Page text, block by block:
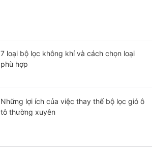
7 loại bộ lọc không khí và cách chọn loại
phù hợp
Những lợi ích của việc thay thế bộ lọc gió ô
tô thường xuyên